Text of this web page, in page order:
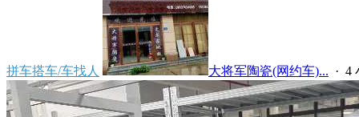
拼车搭车/车找人 大将军陶瓷(网约车)... · 4